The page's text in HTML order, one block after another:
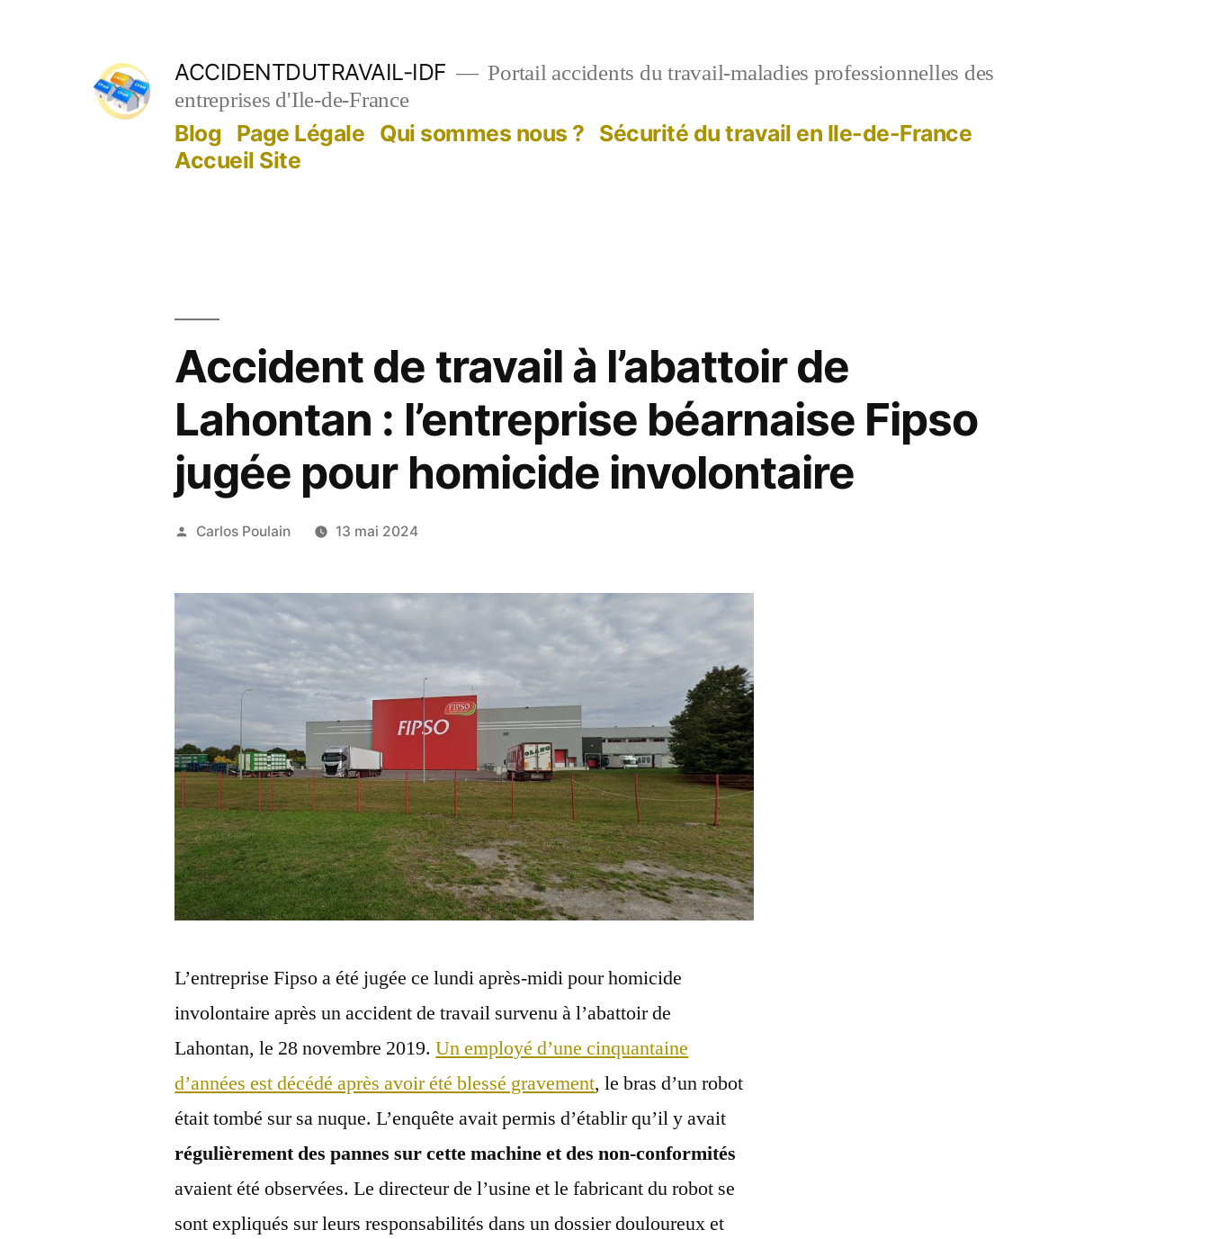
ACCIDENTDUTRAVAIL-IDF
Portail accidents du travail-maladies professionnelles des
entreprises d'Ile-de-France
Blog Page Légale Qui sommes nous ? Sécurité du travail en Ile-de-France
Accueil Site
Accident de travail à l’abattoir de
Lahontan : l’entreprise béarnaise Fipso
jugée pour homicide involontaire
Publié
Carlos Poulain 13 mai 2024
L’entreprise Fipso a été jugée ce lundi après-midi pour homicide
involontaire après un accident de travail survenu à l’abattoir de
Lahontan, le 28 novembre 2019.Un employé d’une cinquantaine
d’années est décédé après avoir été blessé gravement, le bras d’un robot
était tombé sur sa nuque. L’enquête avait permis d’établir qu’il y avait
régulièrement des pannes sur cette machine et des non-conformités
avaient été observées. Le directeur de l’usine et le fabricant du robot se
sont expliqués sur leurs responsabilités dans un dossier douloureux et